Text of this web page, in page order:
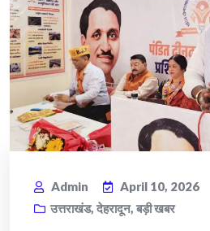
Admin
April 10, 2026
उत्तराखंड, देहरादून, बड़ी खबर